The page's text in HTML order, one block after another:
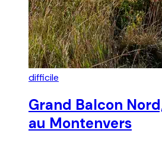
difficile
Grand Balcon
au Montenvers